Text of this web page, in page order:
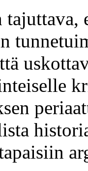
tajuttava,